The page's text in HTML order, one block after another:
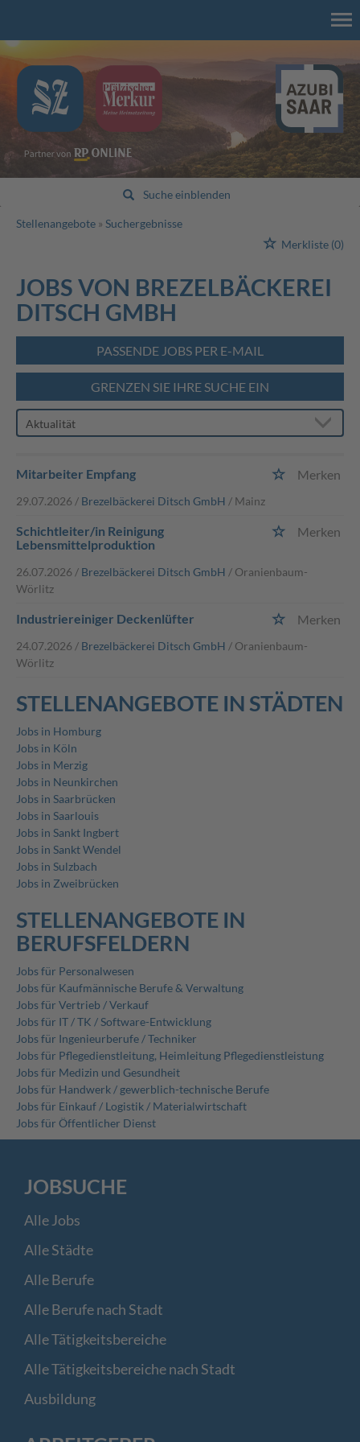
Suche einblenden
Stellenangebote
Suchergebnisse
Merkliste (0)
JOBS VON BREZELBÄCKEREI
DITSCH GMBH
PASSENDE JOBS PER E-MAIL
GRENZEN SIE IHRE SUCHE EIN
Mitarbeiter Empfang Merken
29.07.2026 / Brezelbäckerei Ditsch GmbH / Mainz
Schichtleiter/in Reinigung
Lebensmittelproduktion
Merken
26.07.2026 / Brezelbäckerei Ditsch GmbH / Oranienbaum-
Wörlitz
Industriereiniger Deckenlüfter Merken
24.07.2026 / Brezelbäckerei Ditsch GmbH / Oranienbaum-
Wörlitz
STELLENANGEBOTE IN STÄDTEN
Jobs in Homburg
Jobs in Köln
Jobs in Merzig
Jobs in Neunkirchen
Jobs in Saarbrücken
Jobs in Saarlouis
Jobs in Sankt Ingbert
Jobs in Sankt Wendel
Jobs in Sulzbach
Jobs in Zweibrücken
STELLENANGEBOTE IN
BERUFSFELDERN
Jobs für Personalwesen
Jobs für Kaufmännische Berufe & Verwaltung
Jobs für Vertrieb / Verkauf
Jobs für IT / TK / Software-Entwicklung
Jobs für Ingenieurberufe / Techniker
Jobs für Pflegedienstleitung, Heimleitung Pflegedienstleistung
Jobs für Medizin und Gesundheit
Jobs für Handwerk / gewerblich-technische Berufe
Jobs für Einkauf / Logistik / Materialwirtschaft
Jobs für Öffentlicher Dienst
JOBSUCHE
Alle Jobs
Alle Städte
Alle Berufe
Alle Berufe nach Stadt
Alle Tätigkeitsbereiche
Alle Tätigkeitsbereiche nach Stadt
Ausbildung